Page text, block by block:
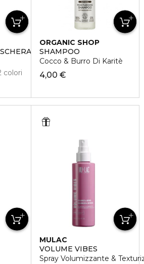
COLORATA CHOCOLATE
colori
ORGANIC SHOP
SHAMPOO
Cocco & Burro Di Karitè
4,00 €
MULAC
VOLUME VIBES
Spray Volumizzante &